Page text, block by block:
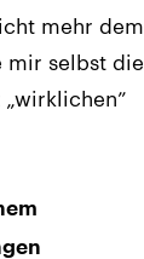
mehr dem
mir selbst die